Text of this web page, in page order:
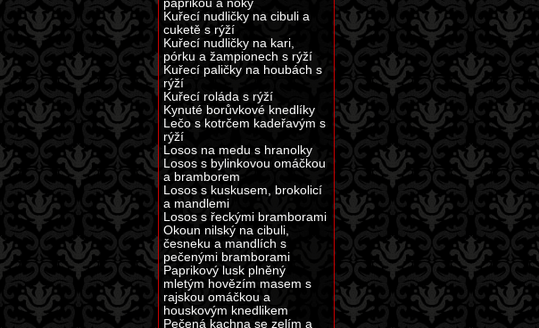
paprikou a noky
Kuřecí nudličky na cibuli a
cuketě s rýží
Kuřecí nudličky na kari,
pórku a žampionech s rýží
Kuřecí paličky na houbách s
rýží
Kuřecí roláda s rýží
Kynuté borůvkové knedlíky
Lečo s kotrčem kadeřavým s
rýží
Losos na medu s hranolky
Losos s bylinkovou omáčkou
a bramborem
Losos s kuskusem, brokolicí
a mandlemi
Losos s řeckými bramborami
Okoun nilský na cibuli,
česneku a mandlích s
pečenými bramborami
Paprikový lusk plněný
mletým hovězím masem s
rajskou omáčkou a
houskovým knedlikem
Pečená kachna se zelím a